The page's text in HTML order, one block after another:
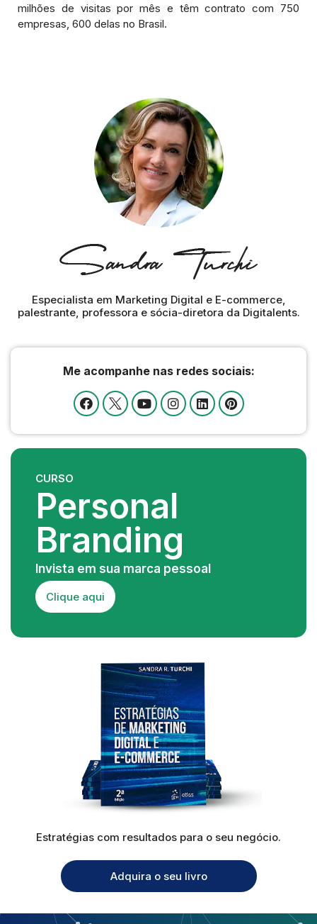
milhões de visitas por mês e têm contrato com 750
empresas, 600 delas no Brasil.
Especialista em Marketing Digital e E-commerce,
palestrante, professora e sócia-diretora da Digitalents.
Me acompanhe nas redes sociais:
CURSO
Personal
Branding
Invista em sua marca pessoal
Clique aqui
Estratégias com resultados para o seu negócio.
Adquira o seu livro